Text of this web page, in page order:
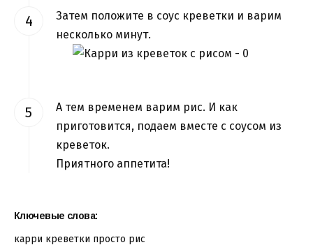
Затем положите в соус креветки и варим
несколько минут.
А тем временем варим рис. И как
приготовится, подаем вместе с соусом из
креветок.
Приятного аппетита!
Ключевые слова:
карри креветки просто рис